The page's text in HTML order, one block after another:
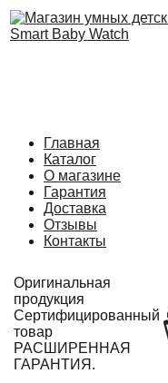
Главная
Каталог
О магазине
Гарантия
Доставка
Отзывы
Контакты
Оригинальная
продукция
Сертифицированный
товар
РАСШИРЕННАЯ
ГАРАНТИЯ.